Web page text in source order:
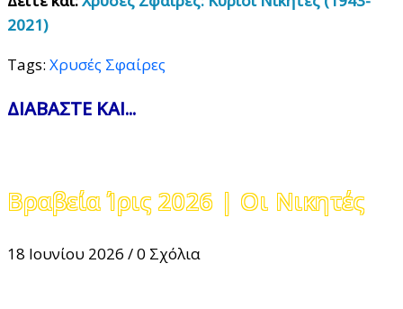
2021)
Tags: Χρυσές Σφαίρες
ΔΙΑΒΑΣΤΕ ΚΑΙ...
Βραβεία Ίρις 2026 | Οι Νικητές
18 Ιουνίου 2026 /0 Σχόλια